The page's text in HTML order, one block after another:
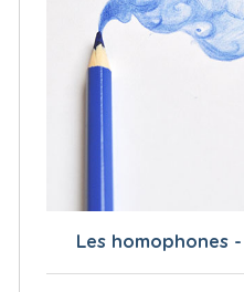
Les homophones